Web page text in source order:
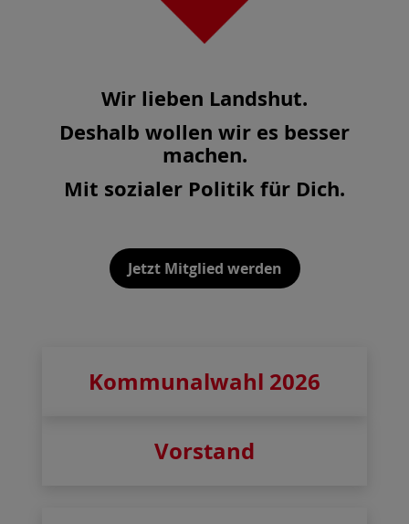
Wir lieben Landshut.
Deshalb wollen wir es besser
machen.
Mit sozialer Politik für Dich.
Jetzt Mitglied werden
Kommunalwahl 2026
Vorstand